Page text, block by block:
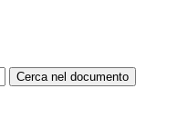
Cerca nel documento